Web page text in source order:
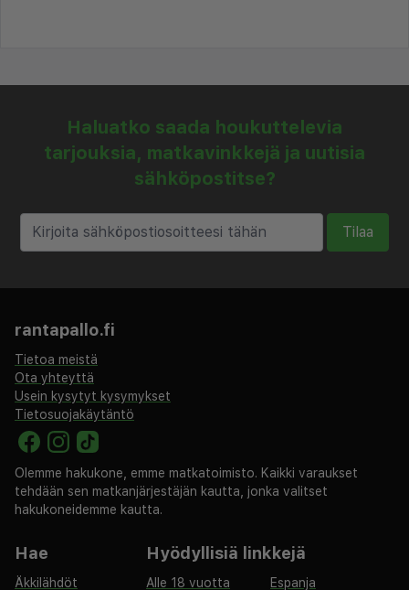
Haluatko saada houkuttelevia
tarjouksia, matkavinkkejä ja uutisia
sähköpostitse?
Tilaa
rantapallo.fi
Tietoa meistä
Ota yhteyttä
Usein kysytyt kysymykset
Tietosuojakäytäntö
Olemme hakukone, emme matkatoimisto. Kaikki varaukset
tehdään sen matkanjärjestäjän kautta, jonka valitset
hakukoneidemme kautta.
Hae
Äkkilähdöt
Hyödyllisiä linkkejä
Alle 18 vuotta Espanja